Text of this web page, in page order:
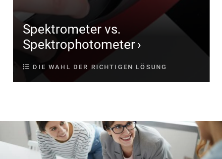
Spektrometer vs.
Spektrophotometer
DIE WAHL DER RICHTIGEN LÖSUNG